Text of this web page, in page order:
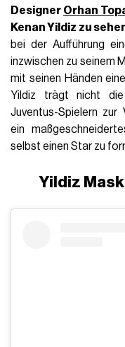
Designer Orhan
Kenan Yildiz zu
bei der Aufführung
inzwischen zu seinem
mit seinen Händen
Yildiz trägt nicht die
Juventus-Spielern zur
ein
selbst einen Star zu
Yildiz